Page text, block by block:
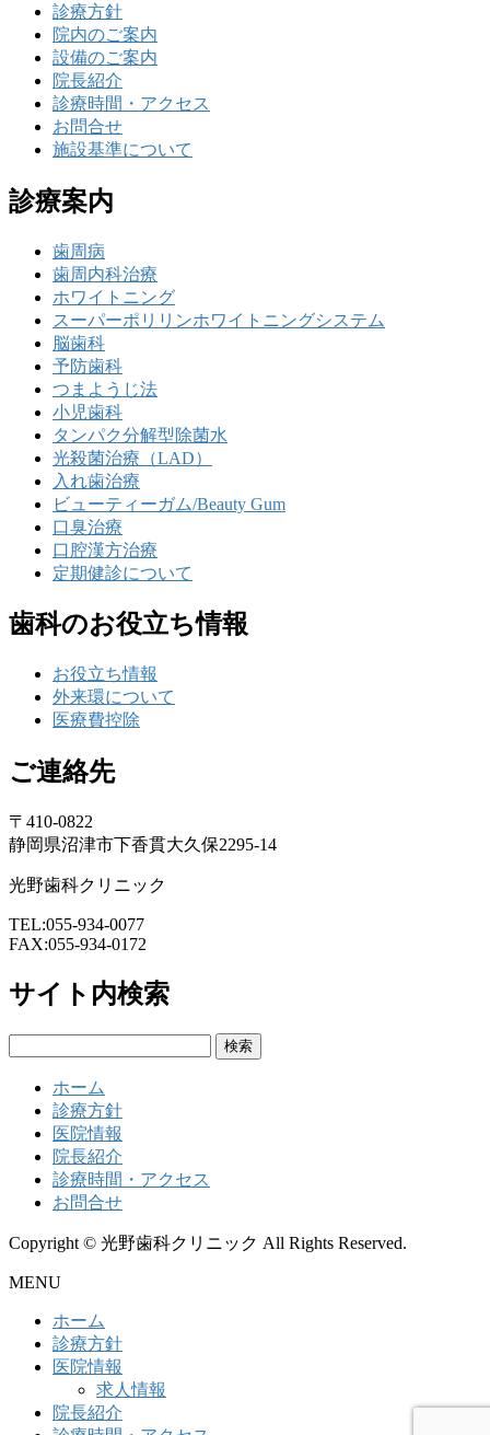
診療方針
院内のご案内
設備のご案内
院長紹介
診療時間・アクセス
お問合せ
施設基準について
診療案内
歯周病
歯周内科治療
ホワイトニング
スーパーポリリンホワイトニングシステム
脳歯科
予防歯科
つまようじ法
小児歯科
タンパク分解型除菌水
光殺菌治療（LAD）
入れ歯治療
ビューティーガム/Beauty Gum
口臭治療
口腔漢方治療
定期健診について
歯科のお役立ち情報
お役立ち情報
外来環について
医療費控除
ご連絡先
〒410-0822
静岡県沼津市下香貫大久保2295-14
光野歯科クリニック
TEL:055-934-0077
FAX:055-934-0172
サイト内検索
ホーム
診療方針
医院情報
院長紹介
診療時間・アクセス
お問合せ
Copyright © 光野歯科クリニック All Rights Reserved.
MENU
ホーム
診療方針
医院情報
求人情報
院長紹介